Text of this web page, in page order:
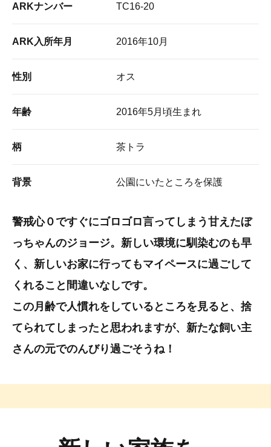
ARKナンバー TC16-20
ARK入所年月 2016年10月
性別 オス
年齢 2016年5月頃生まれ
柄 茶トラ
背景 公園にいたところを保護
警戒心０ですぐにゴロゴロ言ってしまう甘えたぼ
っちゃんのジョージ。新しい環境に馴染むのも早
く、新しいお家に行ってもマイペースに過ごして
くれること間違いなしです。
この月齢で人慣れをしているところを見ると、捨
てられてしまったと思われますが、新たな飼い主
さんの元でのんびり過ごそうね！